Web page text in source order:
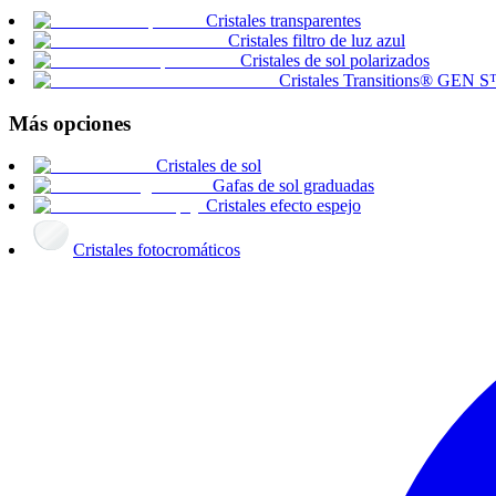
Cristales transparentes
Cristales filtro de luz azul
Cristales de sol polarizados
Cristales Transitions® GEN
Más opciones
Cristales de sol
Gafas de sol graduadas
Cristales efecto espejo
Cristales fotocromáticos